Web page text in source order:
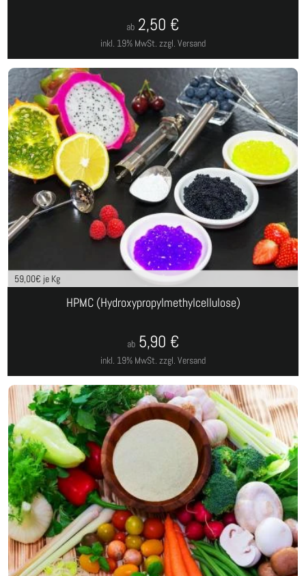
inkl. 19% MwSt. zzgl. Versand
ab 2,50 €
59,00€ je Kg
HPMC (Hydroxypropylmethylcellulose)
inkl. 19% MwSt. zzgl. Versand
ab 5,90 €